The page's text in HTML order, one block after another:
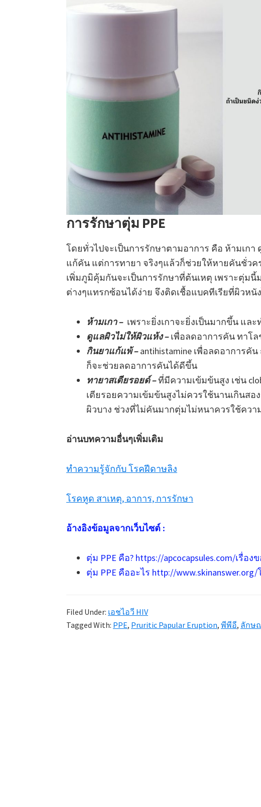
การรักษาตุ่ม PPE
โดยทั่วไปจะเป็นการรักษาตามอาการ คือ ห้ามเก
แก้คัน แต่การทายา จริงๆแล้วก็ช่วยให้หายคันชั่ว
เพิ่มภูมิคุ้มกันจะเป็นการรักษาที่ต้นเหตุ เพราะตุ่ม
ต่างๆแทรกซ้อนได้ง่าย จึงติดเชื้อแบคทีเรียที่ผิวห
ห้ามเกา –เพราะยิ่งเกาจะยิ่งเป็นมากขึ้น แล
ดูแลผิวไม่ให้ผิวแห้ง –เพื่อลดอาการคัน ทาโ
กินยาแก้แพ้ –antihistamine เพื่อลดอาการคั
ก็จะช่วยลดอาการคันได้ดีขึ้น
ทายาสเตียรอยด์ –ที่มีความเข้มข้นสูง เช่น
เตียรอยความเข้มข้นสูงไม่ควรใช้นานเกินสอ
ผิวบาง ช่วงที่ไม่คันมากตุ่มไม่หนาควรใช้ควา
อ่านบทความอื่นๆเพิ่มเติม
ทำความรู้จักกับ โรคฝีดาษลิง
โรคหูด สาเหตุ, อาการ, การรักษา
อ้างอิงข้อมูลจากเว็บไซต์ :
ตุ่ม PPE คือ? https://apcocapsules.com/เรื่อง
ตุ่ม PPE คืออะไร http://
Filed Under: เอชไอวี HIV
Tagged With: PPE, Pruritic Papular Eruption, พีพีอี, ลักษ